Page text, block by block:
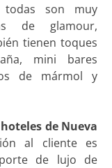
todas son muy
de glamour,
tienen toques
mini bares
de mármol y
de Nueva
al cliente es
de lujo de